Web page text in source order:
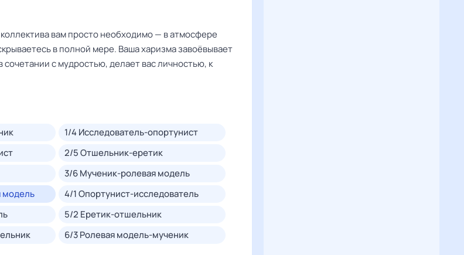
вам просто необходимо — в атмосфере
в полной мере. Ваша харизма завоёвывает
сочетании с мудростью, делает вас личностью, к
1/4Исследователь-опортунист
2/5Отшельник-еретик
3/6Мученик-ролевая модель
модель 4/1Опортунист-исследователь
5/2 Еретик-отшельник
6/3Ролевая модель-мученик